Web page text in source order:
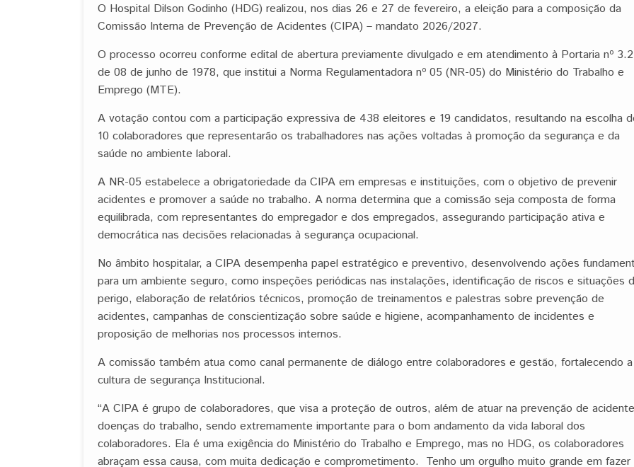
O Hospital Dilson Godinho (HDG) realizou, nos dias 26 e 27 de fevereiro, a eleição para a composição da
Comissão Interna de Prevenção de Acidentes (CIPA) – mandato 2026/2027.
O processo ocorreu conforme edital de abertura previamente divulgado e em atendimento à Portaria nº
de 08 de junho de 1978, que institui a Norma Regulamentadora nº 05 (NR-05) do Ministério do Trabalho e
Emprego (MTE).
A votação contou com a participação expressiva de 438 eleitores e 19 candidatos, resultando na escolha
10 colaboradores que representarão os trabalhadores nas ações voltadas à promoção da segurança e da
saúde no ambiente laboral.
A NR-05 estabelece a obrigatoriedade da CIPA em empresas e instituições, com o objetivo de prevenir
acidentes e promover a saúde no trabalho. A norma determina que a comissão seja composta de forma
equilibrada, com representantes do empregador e dos empregados, assegurando participação ativa e
democrática nas decisões relacionadas à segurança ocupacional.
No âmbito hospitalar, a CIPA desempenha papel estratégico e preventivo, desenvolvendo ações
para um ambiente seguro, como inspeções periódicas nas instalações, identificação de riscos e situações
perigo, elaboração de relatórios técnicos, promoção de treinamentos e palestras sobre prevenção de
acidentes, campanhas de conscientização sobre saúde e higiene, acompanhamento de incidentes e
proposição de melhorias nos processos internos.
A comissão também atua como canal permanente de diálogo entre colaboradores e gestão, fortalecendo a
cultura de segurança Institucional.
“A CIPA é grupo de colaboradores, que visa a proteção de outros, além de atuar na prevenção de
doenças do trabalho, sendo extremamente importante para o bom andamento da vida laboral dos
colaboradores. Ela é uma exigência do Ministério do Trabalho e Emprego, mas no HDG, os colaboradores
abraçam essa causa, com muita dedicação e comprometimento. Tenho um orgulho muito grande em fazer